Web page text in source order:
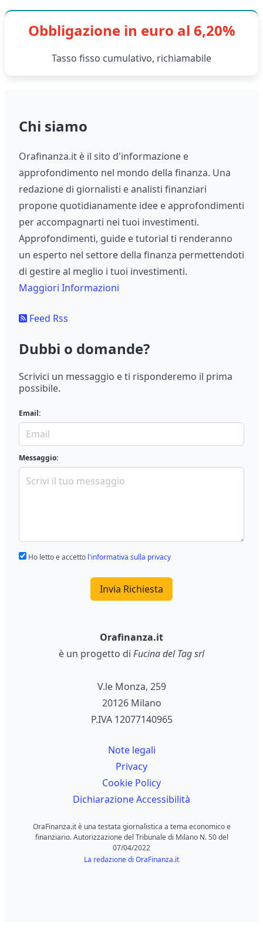
Obbligazione in euro al 6,20%
Tasso fisso cumulativo, richiamabile
Chi siamo
Orafinanza.it è il sito d'informazione e
approfondimento nel mondo della finanza. Una
redazione di giornalisti e analisti finanziari
propone quotidianamente idee e approfondimenti
per accompagnarti nei tuoi investimenti.
Approfondimenti, guide e tutorial ti renderanno
un esperto nel settore della finanza permettendoti
di gestire al meglio i tuoi investimenti.
Maggiori Informazioni
Feed Rss
Dubbi o domande?
Scrivici un messaggio e ti risponderemo il prima
possibile.
Email:
Messaggio:
Ho letto e accetto l'informativa sulla privacy
Invia Richiesta
Orafinanza.it
è un progetto di Fucina del Tag srl
V.le Monza, 259
20126 Milano
P.IVA 12077140965
Note legali
Privacy
Cookie Policy
Dichiarazione Accessibilità
OraFinanza.it è una testata giornalistica a tema economico e
finanziario. Autorizzazione del Tribunale di Milano N. 50 del
07/04/2022
La redazione di OraFinanza.it